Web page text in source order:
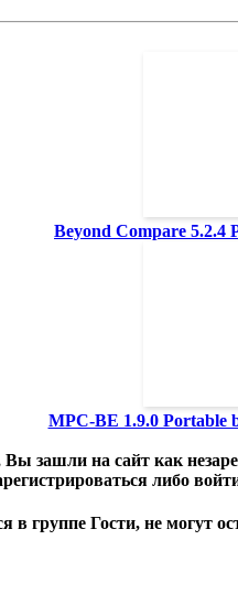
Beyond Compare 5.2.4
MPC-BE 1.9.0 Portable
зашли на сайт как
либо
в группе Гости, не могут